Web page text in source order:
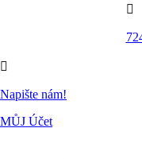


Napište nám!
MŮJ Účet